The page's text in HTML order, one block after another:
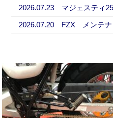
2026.07.23 マジェスティ
2026.07.20 FZX メンテナ